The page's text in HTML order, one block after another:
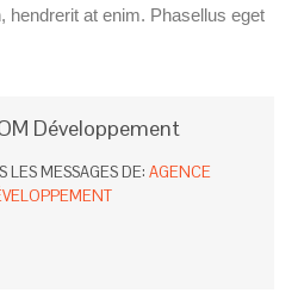
hendrerit at enim. Phasellus eget
Développement
LES MESSAGES DE: AGENCE